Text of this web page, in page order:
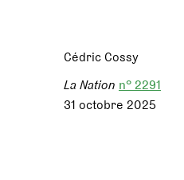
Cédric Cossy
La Nation n° 2291
31 octobre 2025